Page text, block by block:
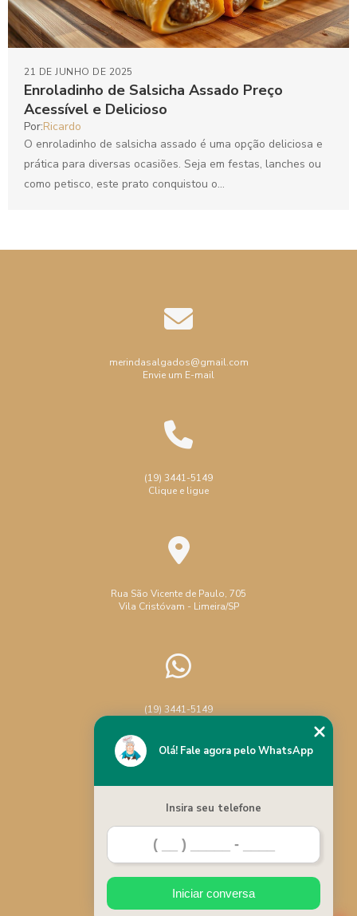
Enroladinho de Salsicha Assado Preço
Acessível e Delicioso
21 DE JUNHO DE 2025
Por:Ricardo
O enroladinho de salsicha assado é uma opção deliciosa e
prática para diversas ocasiões. Seja em festas, lanches ou
como petisco, este prato conquistou o...
merindasalgados@gmail.com
Envie um E-mail
(19) 3441-5149
Clique e ligue
Rua São Vicente de Paulo, 705
Vila Cristóvam - Limeira/SP
(19) 3441-5149
Home
Categorias
Contato
Olá! Fale agora pelo WhatsApp
Insira seu telefone
Iniciar conversa